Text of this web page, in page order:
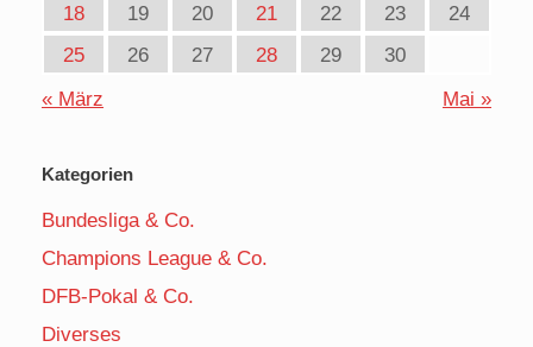
18
19 20 21 22 23
24
25
26 27 28 29
30
« März
Mai »
Kategorien
Bundesliga & Co.
Champions League & Co.
DFB-Pokal & Co.
Diverses